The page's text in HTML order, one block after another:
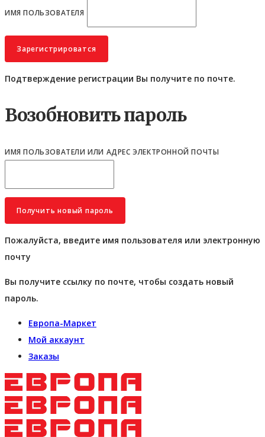
ИМЯ ПОЛЬЗОВАТЕЛЯ
Подтверждение регистрации Вы получите по почте.
Возобновить пароль
ИМЯ ПОЛЬЗОВАТЕЛИ ИЛИ АДРЕС ЭЛЕКТРОННОЙ ПОЧТЫ
Пожалуйста, введите имя пользователя или электронную
почту
Вы получите ссылку по почте, чтобы создать новый
пароль.
Европа-Маркет
Мой аккаунт
Заказы